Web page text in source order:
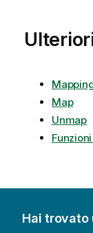
Map
Unmap
Hai trovato